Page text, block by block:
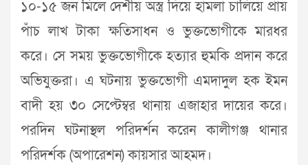
১০-১৫ জন মিলে দেশীয় অস্ত্র দিয়ে হামলা চালিয়ে প্রায়
পাঁচ লাখ টাকা ক্ষতিসাধন ও ভুক্তভোগীকে মারধর
করে। সে সময় ভুক্তভোগীকে হত্যার হুমকি প্রদান করে
অভিযুক্তরা। এ ঘটনায় ভুক্তভোগী এমদাদুল হক ইমন
বাদী হয় ৩০ সেপ্টেম্বর থানায় এজাহার দায়ের করে।
পরদিন ঘটনাস্থল পরিদর্শন করেন কালীগঞ্জ থানার
পরিদর্শক (অপারেশন) কায়সার আহমদ।